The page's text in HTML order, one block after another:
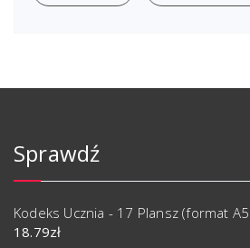
Sprawdź
Kodeks Ucznia - 17 Plansz (format
18.79zł